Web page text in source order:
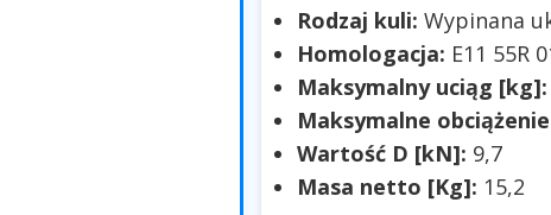
Rodzaj kuli: Wypinana
Homologacja: E11 55R
Maksymalny uciąg [kg]:
Maksymalne
Wartość D [kN]: 9,7
Masa netto [Kg]: 15,2